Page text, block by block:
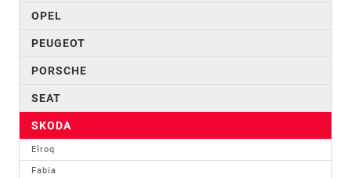
OPEL
PEUGEOT
PORSCHE
SEAT
SKODA
Elroq
Fabia